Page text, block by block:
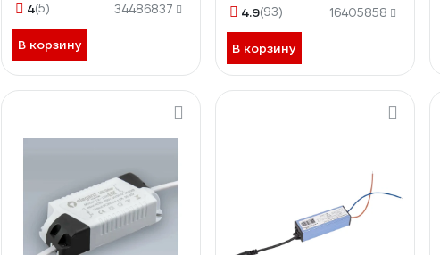
4(5) 34486837
В корзину
4.9(93) 16405858
В корзину